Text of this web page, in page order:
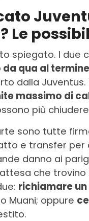
Le
spiegato. I due
qua al
dalla Juventus.
massimo di
più
sono tutte
e transfer per
danno ai
che trovino
richiamare
Muani; oppure